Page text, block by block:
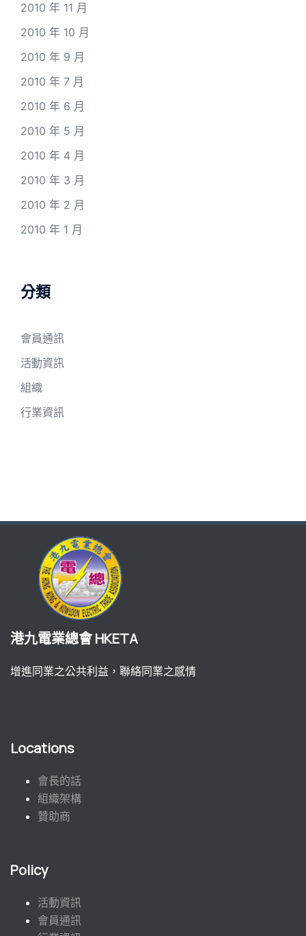
2010 年 11 月
2010 年 10 月
2010 年 9 月
2010 年 7 月
2010 年 6 月
2010 年 5 月
2010 年 4 月
2010 年 3 月
2010 年 2 月
2010 年 1 月
分類
會員通訊
活動資訊
組織
行業資訊
港九電業總會 HKETA
增進同業之公共利益，聯絡同業之感情
Locations
會長的話
組織架構
贊助商
Policy
活動資訊
會員通訊